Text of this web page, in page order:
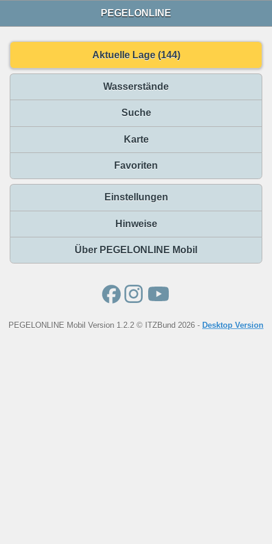
PEGELONLINE
Aktuelle Lage (144)
Wasserstände
Suche
Karte
Favoriten
Einstellungen
Hinweise
Über PEGELONLINE Mobil
PEGELONLINE Mobil Version 1.2.2 © ITZBund 2026 - Desktop Version